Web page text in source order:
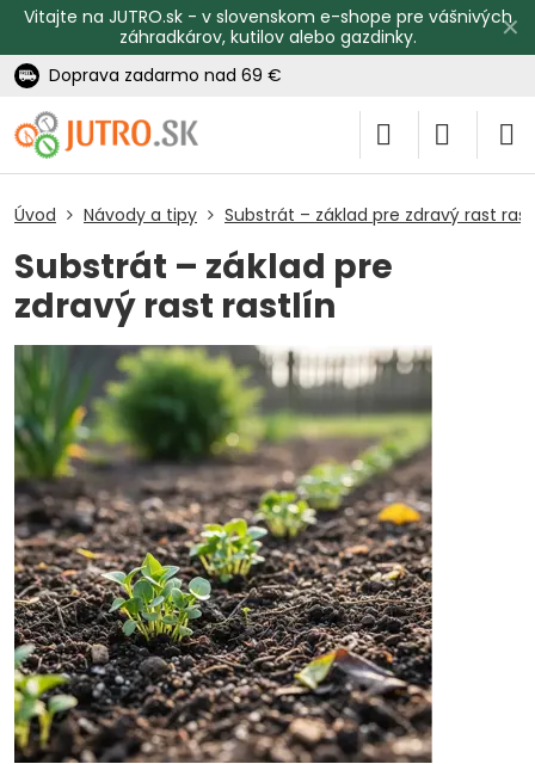
✕
Vitajte na JUTRO.sk - v slovenskom e-shope pre vášnivých
záhradkárov, kutilov alebo gazdinky.
Doprava zadarmo nad 69 €
Úvod Návody a tipy Substrát – základ pre zdravý rast
Substrát – základ pre
zdravý rast rastlín